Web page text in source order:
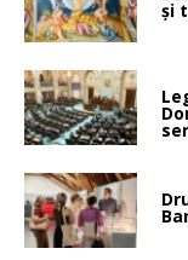
și